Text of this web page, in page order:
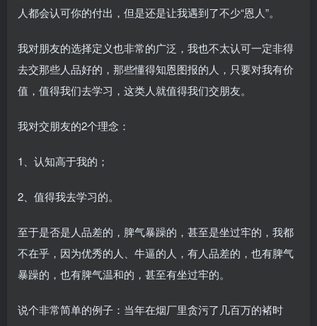
人都会认可你的付出，但是还是让我遇到了不少“恩人”。
我对朋友的选择定义也非常的广泛，我也不太认可一定非得
去交那些人品好的，那些懂得知恩图报的人，只要对我有价
值，值得我们去学习，这类人就值得我们交朋友。
我对交朋友的2个理念：
1、认知高于我的；
2、值得我去学习的。
至于是否是人品差的，脾气暴躁的，甚至是坐过牢的，我都
不在乎，因为优秀的人、牛逼的人，有人品差的，也有脾气
暴躁的，也有脾气温和的，甚至有坐过牢的。
说个非常简单的例子：当年在烟厂里贪污了几百万的褚时